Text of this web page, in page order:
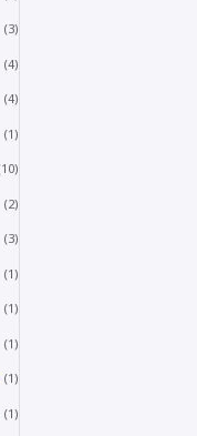
3
4
4
1
10
2
3
1
1
1
1
1